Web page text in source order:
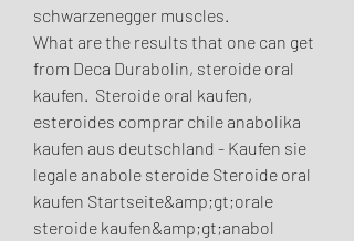
schwarzenegger muscles.
What are the results that one can get
from Deca Durabolin, steroide oral
kaufen.  Steroide oral kaufen,
esteroides comprar chile anabolika
kaufen aus deutschland - Kaufen sie
legale anabole steroide Steroide oral
kaufen Startseite&amp;gt;orale
steroide kaufen&amp;gt;anabol